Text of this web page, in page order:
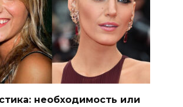
необходимость или